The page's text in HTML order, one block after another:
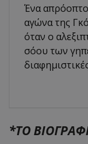
Ένα
αγώνα της
όταν ο
σόου των
*TO